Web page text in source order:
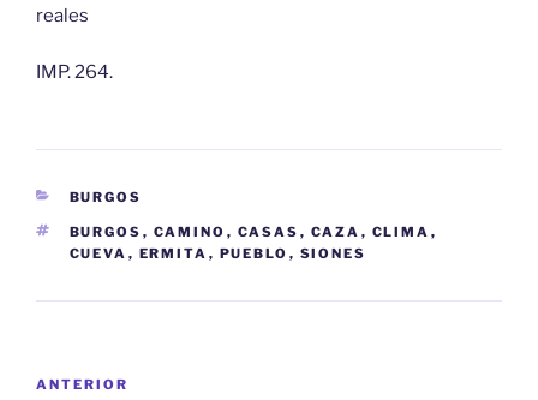
reales
IMP. 264.
CATEGORÍAS
BURGOS
ETIQUETAS
BURGOS , CAMINO , CASAS , CAZA , CLIMA ,
CUEVA , ERMITA , PUEBLO , SIONES
Navegación
Entrada
ANTERIOR